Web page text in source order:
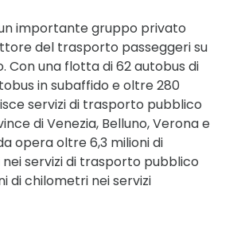
importante gruppo privato
del trasporto passeggeri su
Con una flotta di 62 autobus di
in subaffido e oltre 280
servizi di trasporto pubblico
di Venezia, Belluno, Verona e
opera oltre 6,3 milioni di
servizi di trasporto pubblico
di chilometri nei servizi